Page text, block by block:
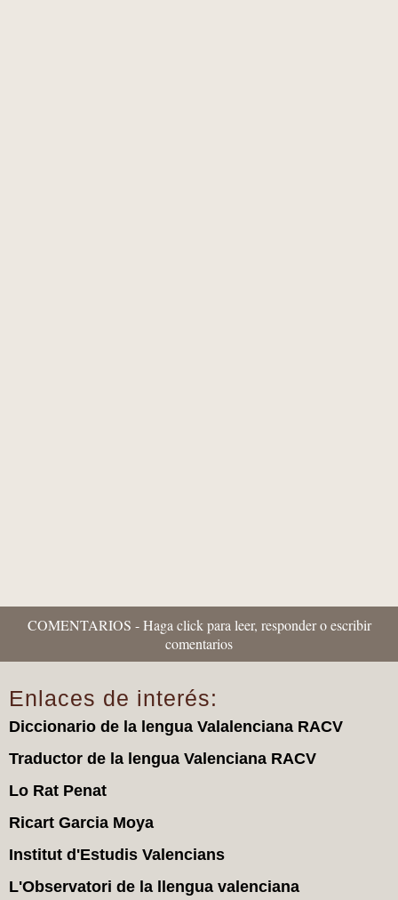
COMENTARIOS - Haga click para leer, responder o escribir
comentarios
Enlaces de interés:
Diccionario de la lengua Valalenciana RACV
Traductor de la lengua Valenciana RACV
Lo Rat Penat
Ricart Garcia Moya
Institut d'Estudis Valencians
L'Observatori de la llengua valenciana